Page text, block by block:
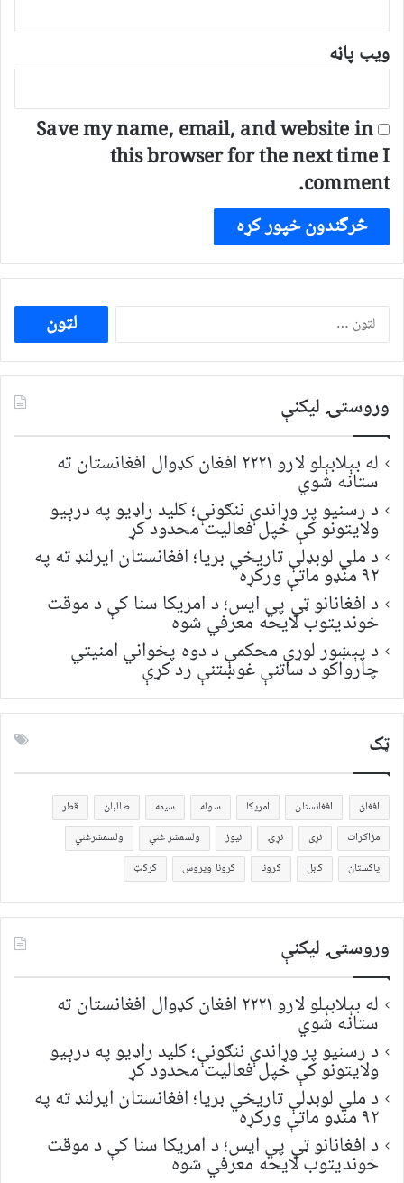
ویب پاڼه
Save my name, email, and website in
this browser for the next time I
comment.
ددی
لپاره
لټون:
وروستۍ ليکنې
له بېلابېلو لارو ۲۲۲۱ افغان کډوال افغانستان ته
ستانه شوي
د رسنیو پر وړاندې ننګونې؛ کلید راډیو په درېیو
ولایتونو کې خپل فعالیت محدود کړ
د ملي لوبډلې تاریخي بریا؛ افغانستان ایرلنډ ته په
۹۲ منډو ماتې ورکړه
د افغانانو ټي پي ایس؛ د امریکا سنا کې د موقت
خونديتوب لایحه معرفي شوه
د پېښور لوړې محکمې د دوه پخواني امنیتي
چارواکو د ساتنې غوښتنې رد کړې
ټک
افغان افغانستان امریکا سوله سیمه طالبان
قطر
مزاکرات
نړی نړۍ نیوز ولسمشر غني
ولسمشرغني
پاکستان
کابل کرونا کرونا ویروس کرکټ
وروستۍ ليکنې
له بېلابېلو لارو ۲۲۲۱ افغان کډوال افغانستان ته
ستانه شوي
د رسنیو پر وړاندې ننګونې؛ کلید راډیو په درېیو
ولایتونو کې خپل فعالیت محدود کړ
د ملي لوبډلې تاریخي بریا؛ افغانستان ایرلنډ ته په
۹۲ منډو ماتې ورکړه
د افغانانو ټي پي ایس؛ د امریکا سنا کې د موقت
خونديتوب لایحه معرفي شوه